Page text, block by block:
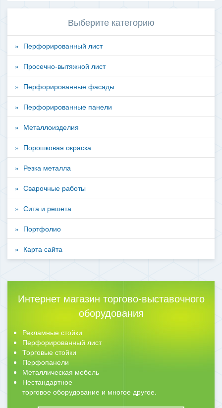
Выберите категорию
Перфорированный лист
Просечно-вытяжной лист
Перфорированные фасады
Перфорированные панели
Металлоизделия
Порошковая окраска
Резка металла
Сварочные работы
Сита и решета
Портфолио
Карта сайта
Интернет магазин торгово-выставочного
оборудования
Рекламные стойки
Перфорированный лист
Торговые стойки
Перфопанели
Металлическая мебель
Нестандартное
торговое оборудование и многое другое.